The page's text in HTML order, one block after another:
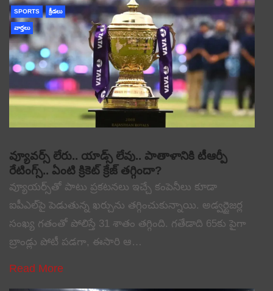
SPORTS క్రీడలు
వార్తలు
వ్యూవర్స్ లేరు.. యాడ్స్ లేవు.. పాతాళానికి టీఆర్పీ
రేటింగ్స్.. ఏంటి క్రికెట్ క్రేజ్ తగ్గిందా?
వ్యూయర్స్‌తో పాటు ప్రకటనలు ఇచ్చే కంపెనీలు కూడా
ఐపీఎల్‌పై పెడుతున్న ఖర్చును తగ్గించుకున్నాయి. అడ్వర్టైజర్ల
సంఖ్య గతంతో పోలిస్తే 31 శాతం తగ్గింది. గతేడాది 65కు పైగా
బ్రాండ్లు పోటీ పడగా, ఈసారి ఆ…
Read More